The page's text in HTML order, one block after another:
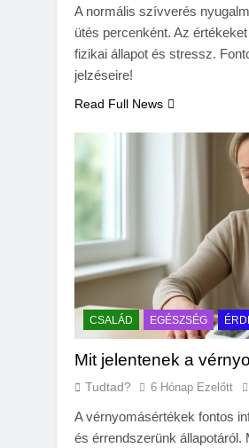
A normális szívverés
ütés percenként. Az
fizikai állapot és stressz.
jelzéseire!
Read Full News
CSALÁD EGÉSZSÉG
Mit jelentenek a
Tudtad? 6 Hónap Ezelőtt
A vérnyomásértékek fontos
és érrendszerünk állapotáról.